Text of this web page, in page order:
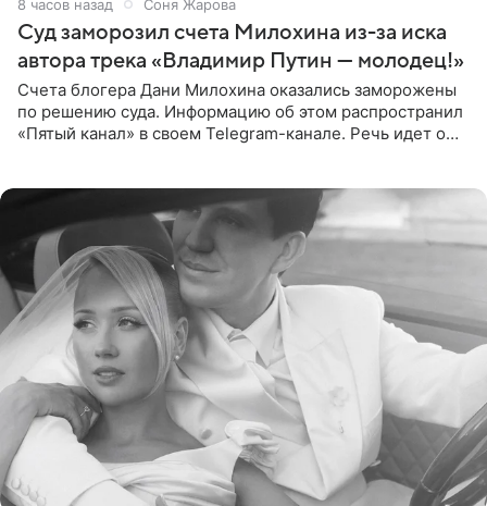
8 часов назад Соня Жарова
Суд заморозил счета Милохина из-за иска
автора трека «Владимир Путин — молодец!»
Счета блогера Дани Милохина оказались заморожены
по решению суда. Информацию об этом распространил
«Пятый канал» в своем Telegram-канале. Речь идет о